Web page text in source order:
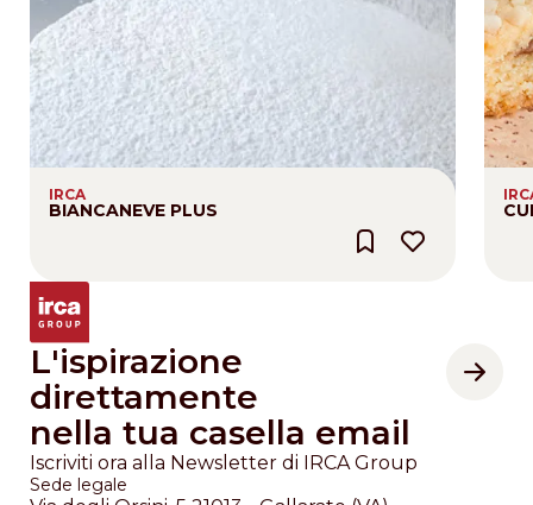
IRCA
BIANCANEVE PLUS
L'ispirazione
direttamente
nella tua casella email
Iscriviti ora alla Newsletter di IRCA Group
Sede legale